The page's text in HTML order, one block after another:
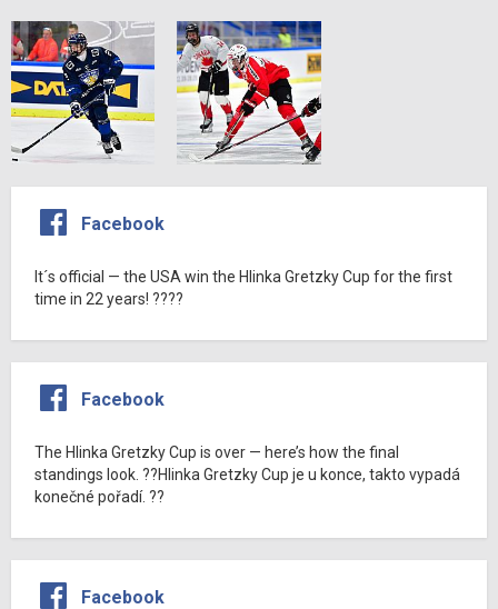
Facebook
It´s official — the USA win the Hlinka Gretzky Cup for the first
time in 22 years! ????
Facebook
The Hlinka Gretzky Cup is over — here’s how the final
standings look. ??Hlinka Gretzky Cup je u konce, takto vypadá
konečné pořadí. ??
Facebook